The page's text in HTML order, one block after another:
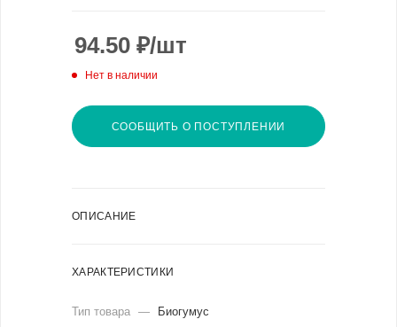
94.50 ₽/шт
Нет в наличии
СООБЩИТЬ О ПОСТУПЛЕНИИ
ОПИСАНИЕ
ХАРАКТЕРИСТИКИ
Тип товара — Биогумус